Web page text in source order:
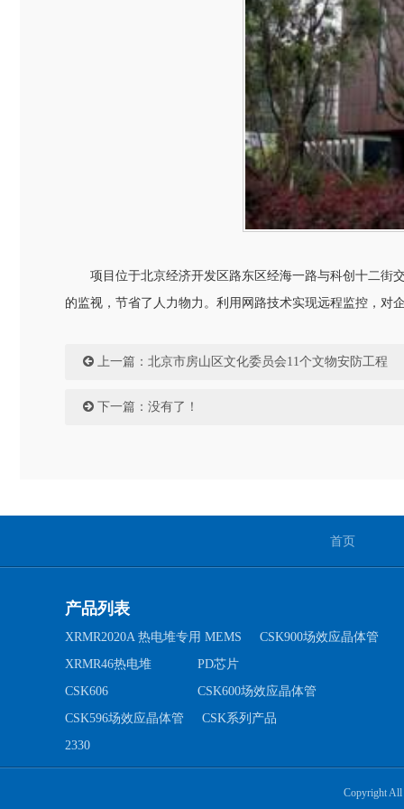
项目位于北京经济开发区路东区经海一路与科创十二街交
的监视，节省了人力物力。利用网路技术实现远程监控，对
上一篇： 北京市房山区文化委员会11个文物安防工程
下一篇：没有了！
首页
产品列表
XRMR2020A 热电堆专用 MEMS
CSK900场效应晶体管
XRMR46热电堆
PD芯片
CSK606
CSK600场效应晶体管
CSK596场效应晶体管
CSK系列产品
2330
Copyright